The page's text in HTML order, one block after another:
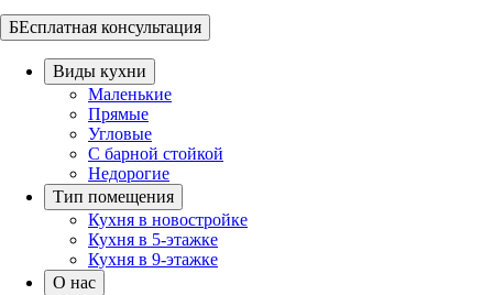
БЕсплатная консультация
Виды кухни
Маленькие
Прямые
Угловые
С барной стойкой
Недорогие
Тип помещения
Кухня в новостройке
Кухня в 5-этажке
Кухня в 9-этажке
О нас